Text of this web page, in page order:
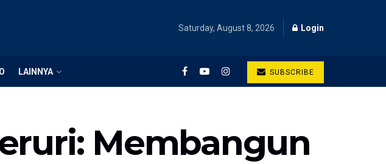
Saturday, August 8, 2026 Login
LAINNYA SUBSCRIBE
Membangun